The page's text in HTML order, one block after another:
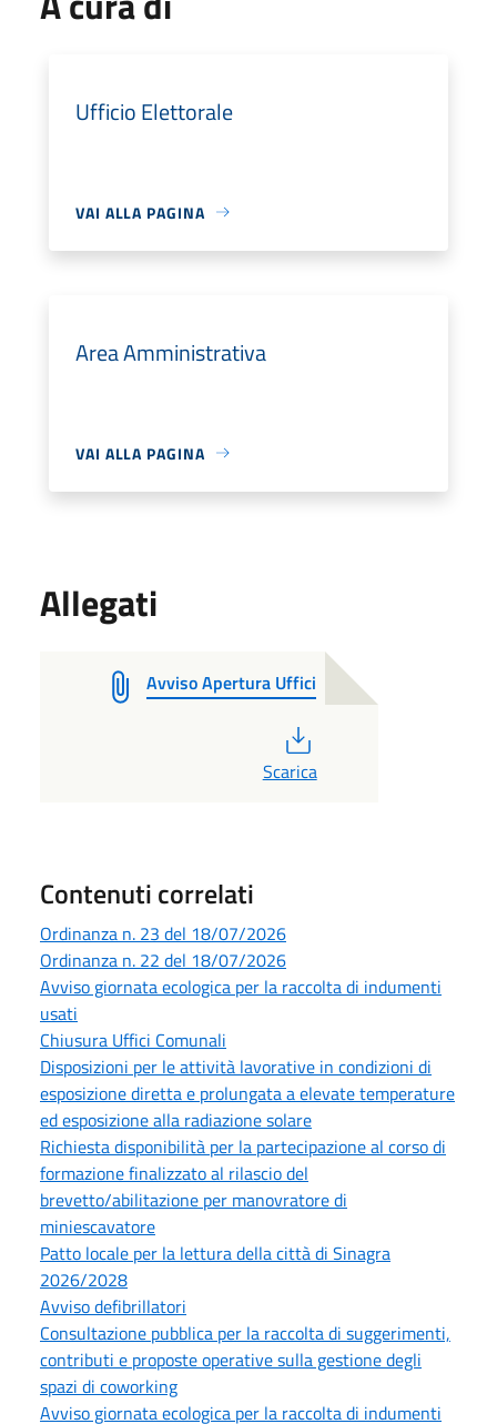
Ufficio Elettorale
VAI ALLA PAGINA
Area Amministrativa
VAI ALLA PAGINA
Allegati
Avviso Apertura Uffici
Scarica
Contenuti correlati
Ordinanza n. 23 del 18/07/2026
Ordinanza n. 22 del 18/07/2026
Avviso giornata ecologica per la raccolta di indumenti
usati
Chiusura Uffici Comunali
Disposizioni per le attività lavorative in condizioni di
esposizione diretta e prolungata a elevate temperature
ed esposizione alla radiazione solare
Richiesta disponibilità per la partecipazione al corso di
formazione finalizzato al rilascio del
brevetto/abilitazione per manovratore di
miniescavatore
Patto locale per la lettura della città di Sinagra
2026/2028
Avviso defibrillatori
Consultazione pubblica per la raccolta di suggerimenti,
contributi e proposte operative sulla gestione degli
spazi di coworking
Avviso giornata ecologica per la raccolta di indumenti